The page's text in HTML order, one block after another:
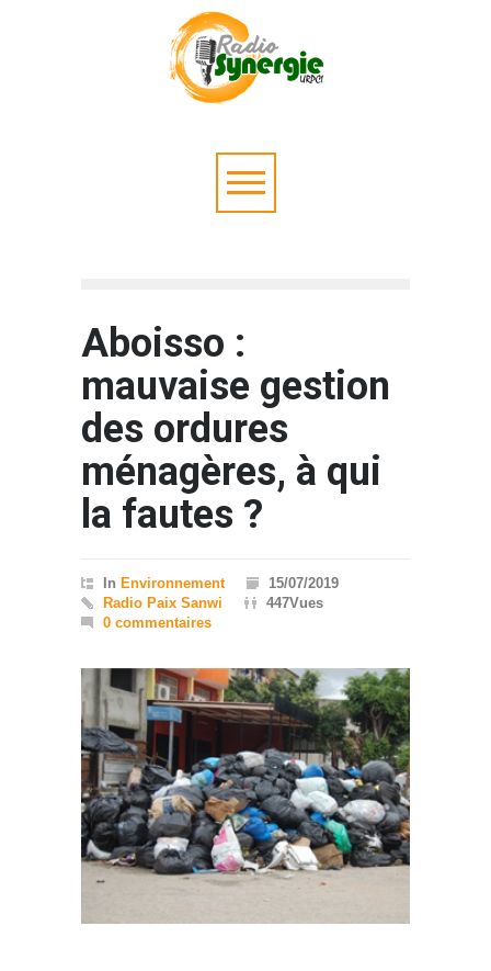
Aboisso :
mauvaise gestion
des ordures
ménagères, à qui
la fautes ?
In Environnement
15/07/2019
Radio Paix Sanwi
447Vues
0 commentaires